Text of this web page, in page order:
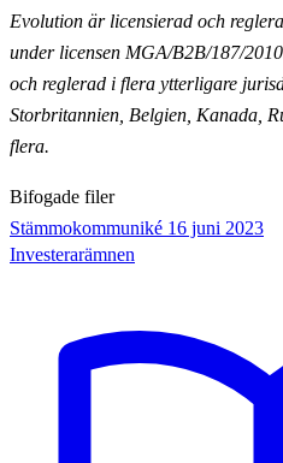
Evolution är licensierad och
under licensen MGA/B2B/187/
och reglerad i flera ytterligare
Storbritannien, Belgien, Kanada,
flera.
Bifogade filer
Stämmokommuniké 16 juni 2023
Investerarämnen